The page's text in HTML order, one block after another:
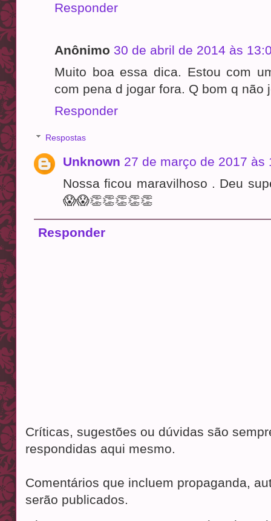
Responder
Anônimo 30 de abril de 2014 às
Muito boa essa dica. Estou com
com pena d jogar fora. Q bom q não
Responder
Respostas
Unknown 27 de março de 2017 às
Nossa ficou maravilhoso . Deu
😱😱👏👏👏👏👏
Responder
Críticas, sugestões ou dúvidas são
respondidas aqui mesmo.
Comentários que incluem propaganda,
serão publicados.